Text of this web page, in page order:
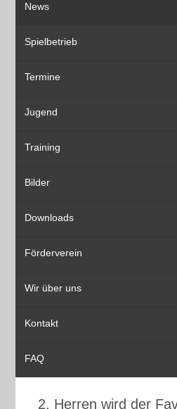
News
Spielbetrieb
Termine
Jugend
Training
Bilder
Downloads
Förderverein
Wir über uns
Kontakt
FAQ
2. Herren wird der